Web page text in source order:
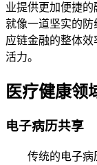
业提供更加便捷
就像一道坚实的
应链金融的整体
活力。
医疗健康领
电子病历共享
传统的电子病